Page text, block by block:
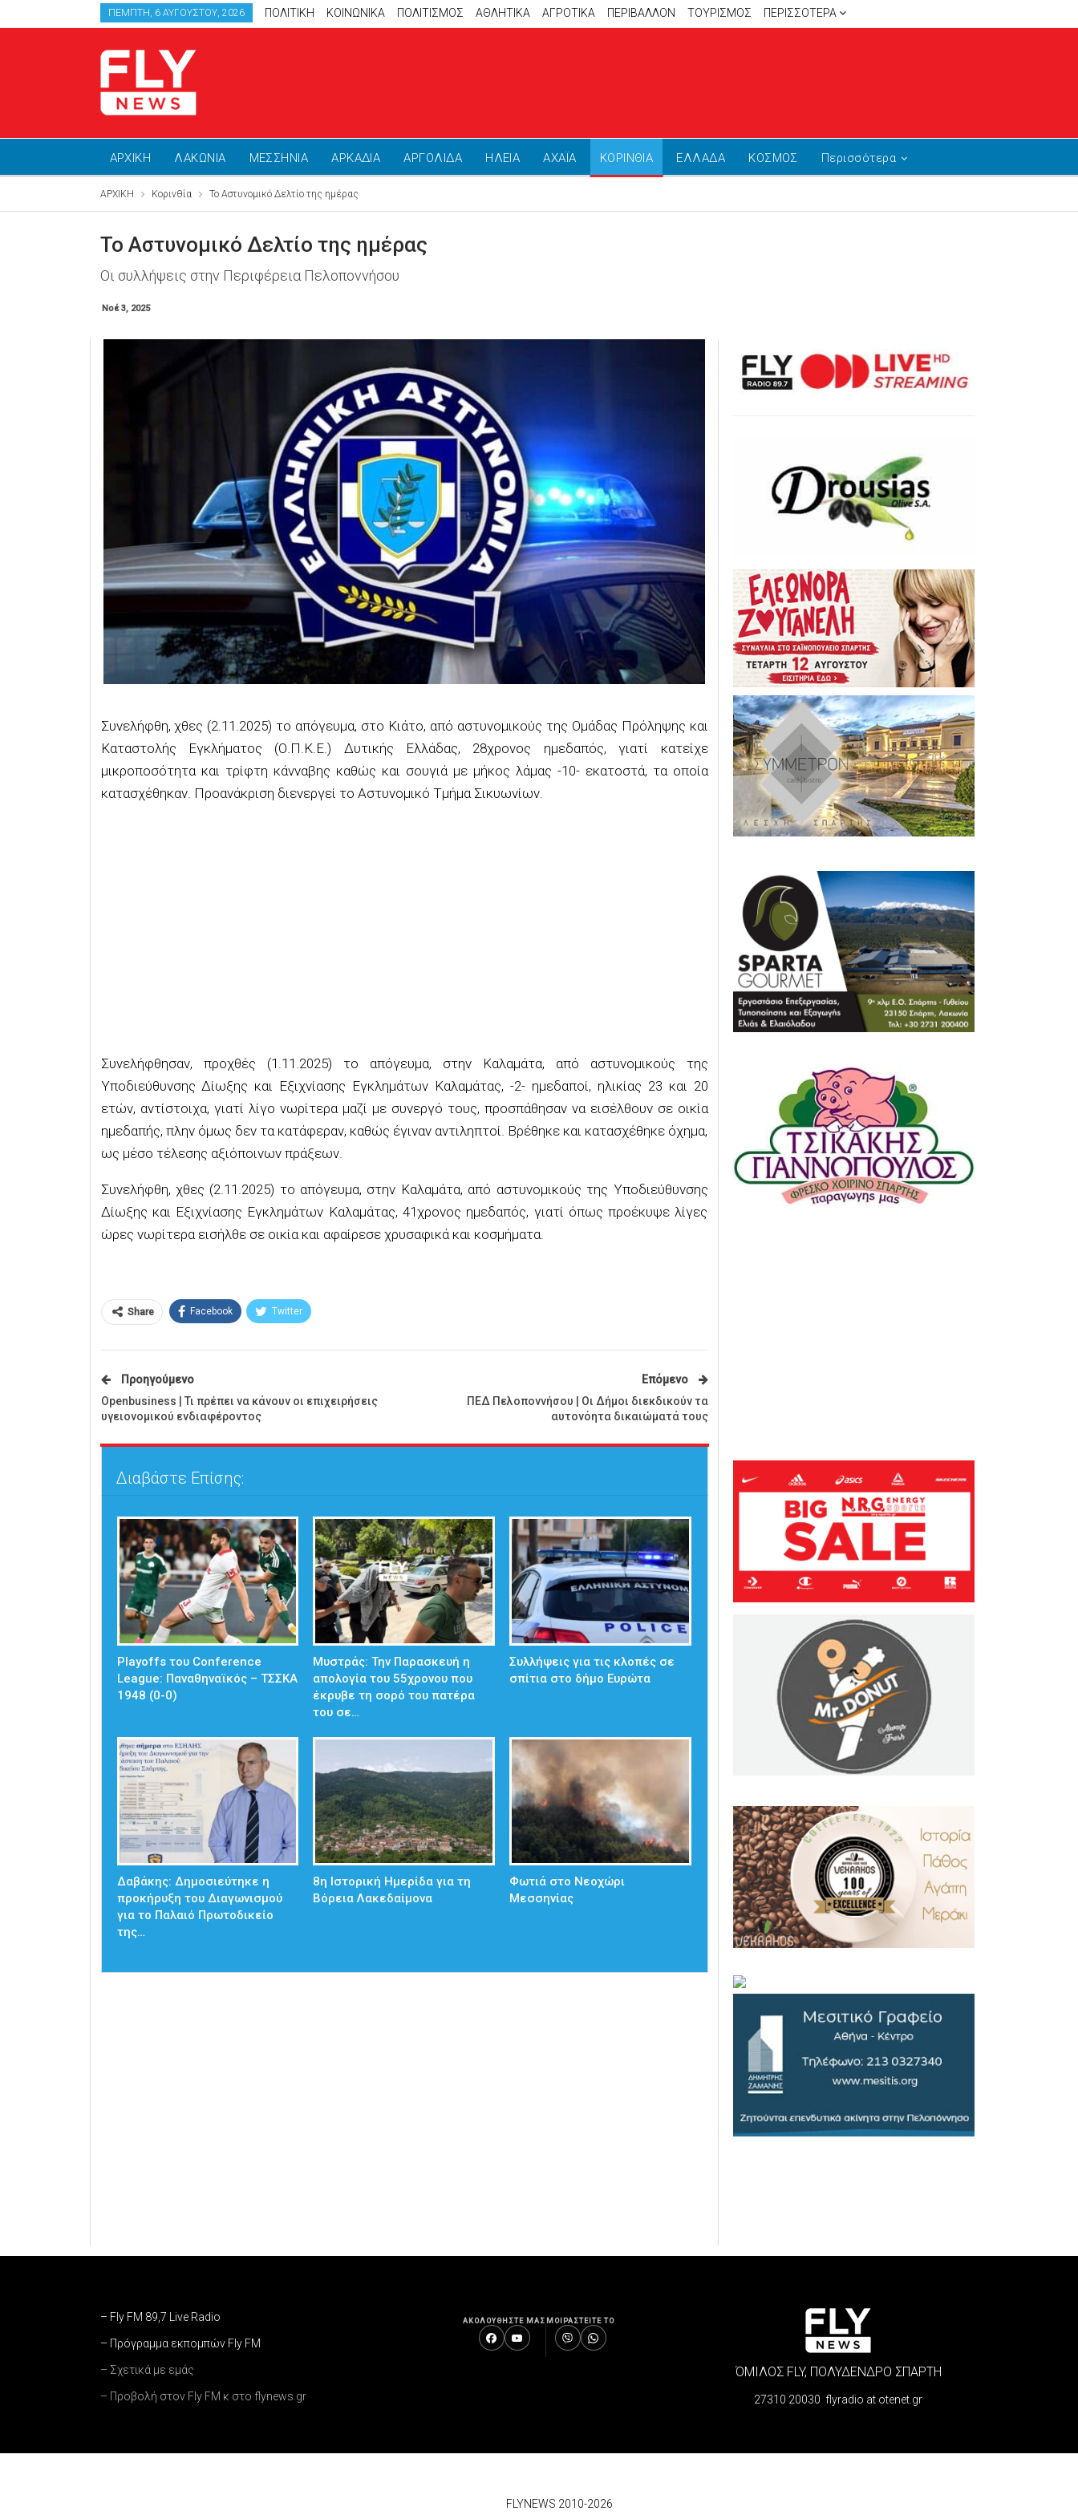
ΠΈΜΠΤΗ, 6 ΑΥΓΟΎΣΤΟΥ, 2026 ΠΟΛΙΤΙΚΗ ΚΟΙΝΩΝΙΚΑ ΠΟΛΙΤΙΣΜΟΣ ΑΘΛΗΤΙΚΆ ΑΓΡΟΤΙΚΑ ΠΕΡΙΒΑΛΛΟΝ ΤΟΥΡΙΣΜΟΣ ΠΕΡΙΣΣΌΤΕΡΑ
ΑΡΧΙΚΗ ΛΑΚΩΝΙΑ ΜΕΣΣΗΝΙΑ ΑΡΚΑΔΙΑ ΑΡΓΟΛΙΔΑ ΗΛΕΙΑ ΑΧΑΪΑ ΚΟΡΙΝΘΙΑ ΕΛΛΑΔΑ ΚΟΣΜΟΣ Περισσότερα
ΑΡΧΙΚΗ Κορινθία Το Αστυνομικό Δελτίο της ημέρας
Το Αστυνομικό Δελτίο της ημέρας
Οι συλλήψεις στην Περιφέρεια Πελοποννήσου
Νοέ 3, 2025
Συνελήφθη, χθες (2.11.2025) το απόγευμα, στο Κιάτο, από αστυνομικούς της Ομάδας Πρόληψης και
Καταστολής Εγκλήματος (Ο.Π.Κ.Ε.) Δυτικής Ελλάδας, 28χρονος ημεδαπός, γιατί κατείχε
μικροποσότητα και τρίφτη κάνναβης καθώς και σουγιά με μήκος λάμας -10- εκατοστά, τα οποία
κατασχέθηκαν. Προανάκριση διενεργεί το Αστυνομικό Τμήμα Σικυωνίων.
Συνελήφθησαν, προχθές (1.11.2025) το απόγευμα, στην Καλαμάτα, από αστυνομικούς της
Υποδιεύθυνσης Δίωξης και Εξιχνίασης Εγκλημάτων Καλαμάτας, -2- ημεδαποί, ηλικίας 23 και 20
ετών, αντίστοιχα, γιατί λίγο νωρίτερα μαζί με συνεργό τους, προσπάθησαν να εισέλθουν σε οικία
ημεδαπής, πλην όμως δεν τα κατάφεραν, καθώς έγιναν αντιληπτοί. Βρέθηκε και κατασχέθηκε όχημα,
ως μέσο τέλεσης αξιόποινων πράξεων.
Συνελήφθη, χθες (2.11.2025) το απόγευμα, στην Καλαμάτα, από αστυνομικούς της Υποδιεύθυνσης
Δίωξης και Εξιχνίασης Εγκλημάτων Καλαμάτας, 41χρονος ημεδαπός, γιατί όπως προέκυψε λίγες
ώρες νωρίτερα εισήλθε σε οικία και αφαίρεσε χρυσαφικά και κοσμήματα.
Share Facebook Twitter
Προηγούμενο
Openbusiness | Τι πρέπει να κάνουν οι επιχειρήσεις
υγειονομικού ενδιαφέροντος
Επόμενο
ΠΕΔ Πελοποννήσου | Οι Δήμοι διεκδικούν τα
αυτονόητα δικαιώματά τους
Διαβάστε Επίσης:
Playoffs του Conference
League: Παναθηναϊκός – ΤΣΣΚΑ
1948 (0-0)
Μυστράς: Την Παρασκευή η
απολογία του 55χρονου που
έκρυβε τη σορό του πατέρα
του σε…
Συλλήψεις για τις κλοπές σε
σπίτια στο δήμο Ευρώτα
Δαβάκης: Δημοσιεύτηκε η
προκήρυξη του Διαγωνισμού
για το Παλαιό Πρωτοδικείο
της…
8η Ιστορική Ημερίδα για τη
Βόρεια Λακεδαίμονα
Φωτιά στο Νεοχώρι
Μεσσηνίας
– Fly FM 89,7 Live Radio
– Πρόγραμμα εκπομπών Fly FM
– Σχετικά με εμάς
– Προβολή στον Fly FM κ στο flynews.gr
ΑΚΟΛΟΥΘΗΣΤΕ ΜΑΣ ΜΟΙΡΑΣΤΕΙΤΕ ΤΟ
ΌΜΙΛΟΣ FLY, ΠΟΛΥΔΕΝΔΡΟ ΣΠΑΡΤΗ
27310 20030 flyradio at otenet.gr
FLYNEWS 2010-2026